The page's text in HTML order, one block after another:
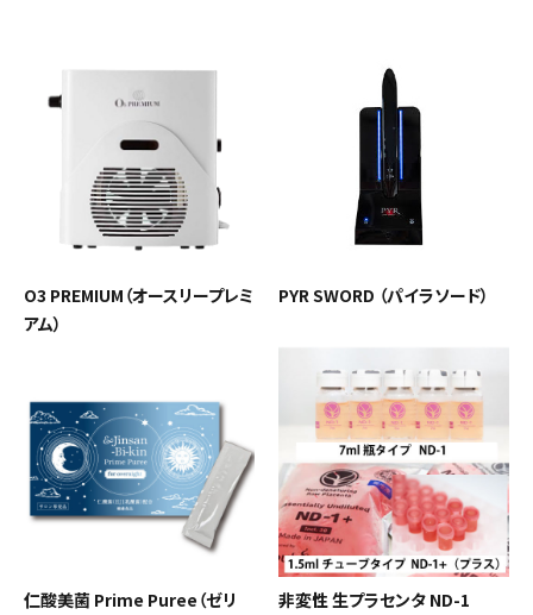
O3 PREMIUM（オースリープレミ
アム）
PYR SWORD （パイラソード）
仁酸美菌 Prime Puree（ゼリ
非変性 生プラセンタ ND-1